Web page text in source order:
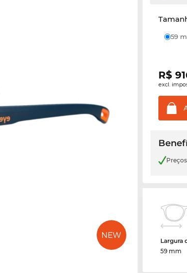
59
R$
excl.
Largura
59 mm